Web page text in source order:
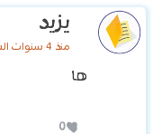
يزيد
منذ 4 سنوات الساعة 19:51
ها
0